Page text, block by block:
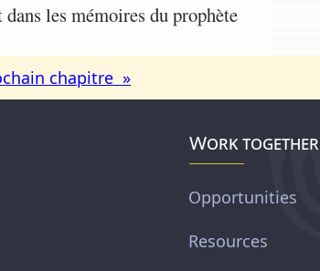
les mémoires du prophète
chapitre »
Work together
Opportunities
Resources